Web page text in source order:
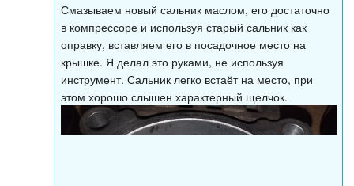
Смазываем новый сальник маслом, его достаточно
в компрессоре и используя старый сальник как
оправку, вставляем его в посадочное место на
крышке. Я делал это руками, не используя
инструмент. Сальник легко встаёт на место, при
этом хорошо слышен характерный щелчок.